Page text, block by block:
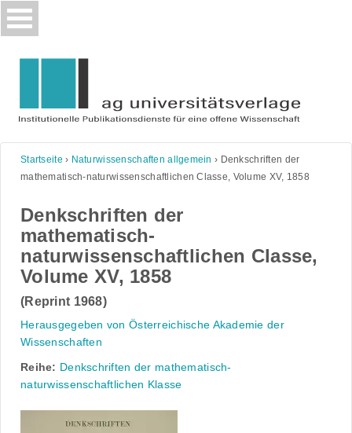
Skip
to
Startseite › Naturwissenschaften allgemein › Denkschriften der
mathematisch-naturwissenschaftlichen Classe, Volume XV, 1858
Denkschriften der
mathematisch-
naturwissenschaftlichen Classe,
Volume XV, 1858
(Reprint 1968)
Herausgegeben von Österreichische Akademie der
Wissenschaften
Reihe: Denkschriften der mathematisch-
naturwissenschaftlichen Klasse